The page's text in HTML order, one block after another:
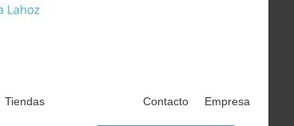
Tiendas Contacto Empresa